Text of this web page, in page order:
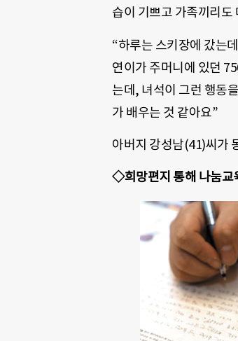
습이 기쁘고 가족끼리도
“하루는 스키장에 갔는
연이가 주머니에 있던
는데, 녀석이 그런 행동
가 배우는 것 같아요”
아버지 강성남(41)씨가
◇희망편지 통해 나눔교